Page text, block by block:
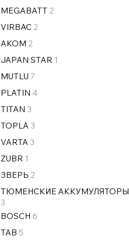
MEGABATT 2
VIRBAC 2
AKOM 2
JAPAN STAR 1
MUTLU 7
PLATIN 4
TITAN 3
TOPLA 3
VARTA 3
ZUBR 1
ЗВЕРЬ 2
ТЮМЕНСКИЕ АККУМУЛЯТОРЫ
3
BOSCH 6
TAB 5